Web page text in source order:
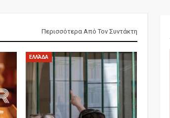
Περισσότερα Από Τον Συντάκτη
ΕΛΛΆΔΑ